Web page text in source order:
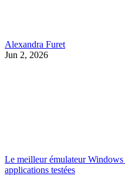
Alexandra Furet
Jun 2, 2026
Le meilleur émulateur
applications testées